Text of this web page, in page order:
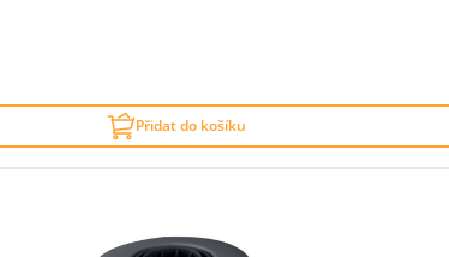
Přidat do košíku